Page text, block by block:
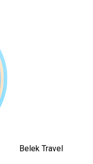
Belek Travel